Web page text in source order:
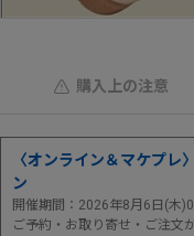
購入上の注意
〈オンライン＆マケプレ
ン
開催期間：2026年8月6日(木
ご予約・お取り寄せ・ご注文